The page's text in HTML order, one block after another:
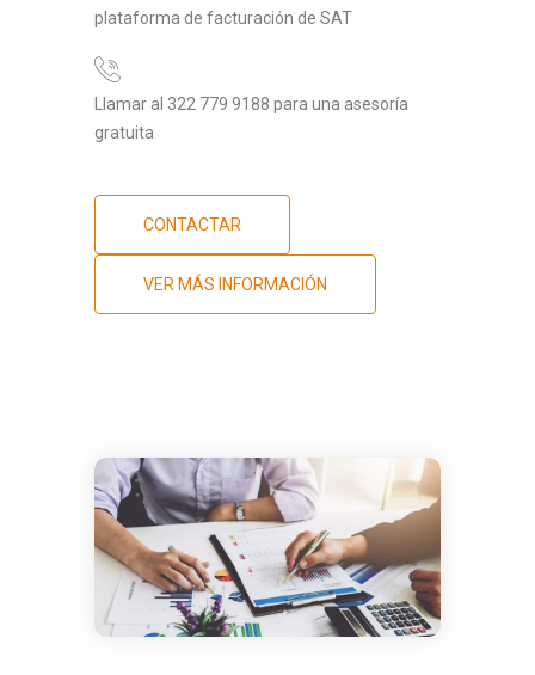
plataforma de facturación de SAT
Llamar al 322 779 9188 para una asesoría
gratuita
CONTACTAR
VER MÁS INFORMACIÓN